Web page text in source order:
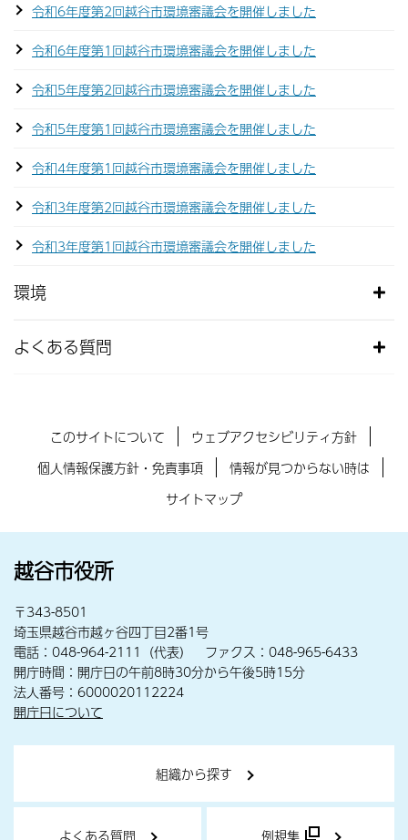
令和6年度第2回越谷市環境審議会を開催しました
令和6年度第1回越谷市環境審議会を開催しました
令和5年度第2回越谷市環境審議会を開催しました
令和5年度第1回越谷市環境審議会を開催しました
令和4年度第1回越谷市環境審議会を開催しました
令和3年度第2回越谷市環境審議会を開催しました
令和3年度第1回越谷市環境審議会を開催しました
環境
よくある質問
このサイトについて
ウェブアクセシビリティ方針
個人情報保護方針・免責事項
情報が見つからない時は
サイトマップ
越谷市役所
〒343-8501
埼玉県越谷市越ヶ谷四丁目2番1号
電話：048-964-2111（代表） ファクス：048-965-6433
開庁時間：開庁日の午前8時30分から午後5時15分
法人番号：6000020112224
開庁日について
組織から探す
よくある質問 例規集